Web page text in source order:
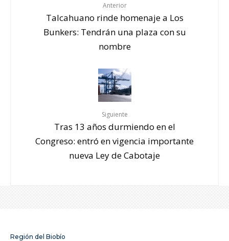
Anterior
Talcahuano rinde homenaje a Los
Bunkers: Tendrán una plaza con su
nombre
Siguiente
Tras 13 años durmiendo en el
Congreso: entró en vigencia importante
nueva Ley de Cabotaje
Región del Biobío